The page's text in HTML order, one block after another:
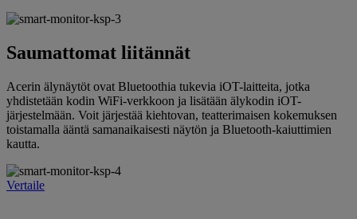
Saumattomat liitännät
Acerin älynäytöt ovat Bluetoothia tukevia iOT-laitteita, jotka
yhdistetään kodin WiFi-verkkoon ja lisätään älykodin iOT-
järjestelmään. Voit järjestää kiehtovan, teatterimaisen kokemuksen
toistamalla ääntä samanaikaisesti näytön ja Bluetooth-kaiuttimien
kautta.
Vertaile